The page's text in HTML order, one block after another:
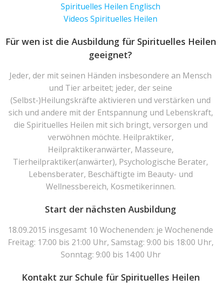
Spirituelles Heilen Englisch
Videos Spirituelles Heilen
Für wen ist die Ausbildung für Spirituelles Heilen
geeignet?
Jeder, der mit seinen Händen insbesondere an Mensch
und Tier arbeitet; jeder, der seine
(Selbst-)Heilungskräfte aktivieren und verstärken und
sich und andere mit der Entspannung und Lebenskraft,
die Spirituelles Heilen mit sich bringt, versorgen und
verwöhnen möchte. Heilpraktiker,
Heilpraktikeranwärter, Masseure,
Tierheilpraktiker(anwärter), Psychologische Berater,
Lebensberater, Beschäftigte im Beauty- und
Wellnessbereich, Kosmetikerinnen.
Start der nächsten Ausbildung
18.09.2015 insgesamt 10 Wochenenden: je Wochenende
Freitag: 17:00 bis 21:00 Uhr, Samstag: 9:00 bis 18:00 Uhr,
Sonntag: 9:00 bis 14:00 Uhr
Kontakt zur Schule für Spirituelles Heilen